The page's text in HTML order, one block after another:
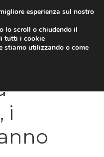
i
esperienza sul nostro
lo scroll o chiudendo il
tutti i cookie
stiamo utilizzando o come